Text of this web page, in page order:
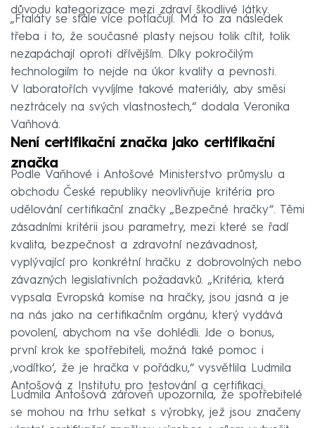
důvodu kategorizace mezi zdraví škodlivé látky.
„Ftaláty se stále více potlačují. Má to za následek
třeba i to, že současné plasty nejsou tolik cítit, tolik
nezapáchají oproti dřívějším. Díky pokročilým
technologiím to nejde na úkor kvality a pevnosti.
V laboratořích vyvíjíme takové materiály, aby směsi
neztrácely na svých vlastnostech,“ dodala Veronika
Vaňhová.
Není certifikační značka jako certifikační
značka
Podle Vaňhové i Antošové Ministerstvo průmyslu a
obchodu České republiky neovlivňuje kritéria pro
udělování certifikační značky „Bezpečné hračky“. Těmi
zásadními kritérii jsou parametry, mezi které se řadí
kvalita, bezpečnost a zdravotní nezávadnost,
vyplývající pro konkrétní hračku z dobrovolných nebo
závazných legislativních požadavků. „Kritéria, která
vypsala Evropská komise na hračky, jsou jasná a je
na nás jako na certifikačním orgánu, který vydává
povolení, abychom na vše dohlédli. Jde o bonus,
první krok ke spotřebiteli, možná také pomoc i
‚vodítko‘, že je hračka v pořádku,“ vysvětlila Ludmila
Antošová z Institutu pro testování a certifikaci.
Ludmila Antošová zároveň upozornila, že spotřebitelé
se mohou na trhu setkat s výrobky, jež jsou značeny